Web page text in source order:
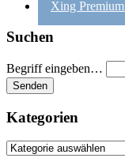
Xing
Suchen
Begriff eingeben…
Kategorien
Kategorien